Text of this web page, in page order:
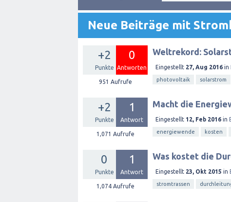
Neue Beiträge mit
+2
Punkte
0
Antworten
951 Aufrufe
Weltrekord:
Eingestellt 27, Aug 2016 in
photovoltaik solarstrom
+2
Punkte
1
Antwort
1,071 Aufrufe
Macht die
Eingestellt 12, Feb 2016 in
energiewende kosten
0
Punkte
1
Antwort
1,074Aufrufe
Was kostet die
Eingestellt 23, Okt 2015 in
stromtrassen